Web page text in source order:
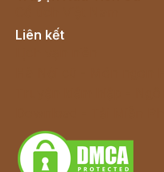
Liên kết